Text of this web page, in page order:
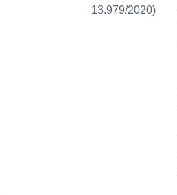
13.979/2020)